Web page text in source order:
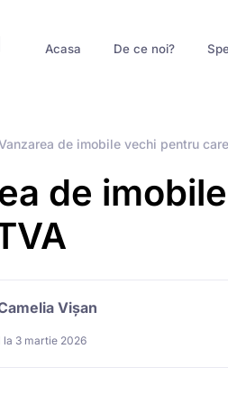
Acasa De ce noi?
de imobile vechi pentru
de
Vișan
la 3 martie 2026